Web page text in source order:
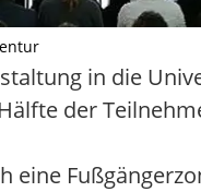
in die
der
eine